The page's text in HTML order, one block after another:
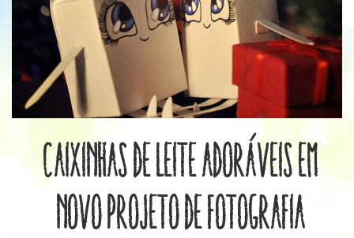
Caixinhas de leite adoráveis em
novo projeto de fotografia